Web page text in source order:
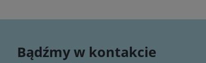
Bądźmy w kontakcie